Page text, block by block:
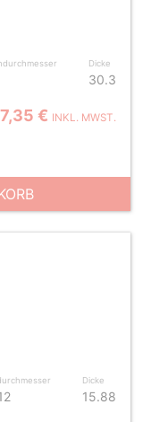
Dicke
30.3
€ INKL. MWST.
Dicke
15.88